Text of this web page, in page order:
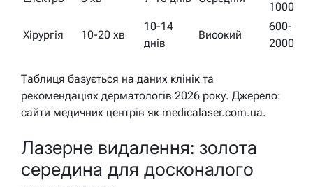
1000
Хірургія 10-20 хв
10-14
днів
Високий
600-
2000
Таблиця базується на даних клінік та
рекомендаціях дерматологів 2026 року. Джерело:
сайти медичних центрів як medicalaser.com.ua.
Лазерне видалення: золота
середина для досконалого